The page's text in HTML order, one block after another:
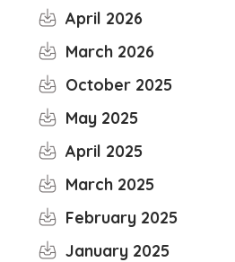
April 2026
March 2026
October 2025
May 2025
April 2025
March 2025
February 2025
January 2025